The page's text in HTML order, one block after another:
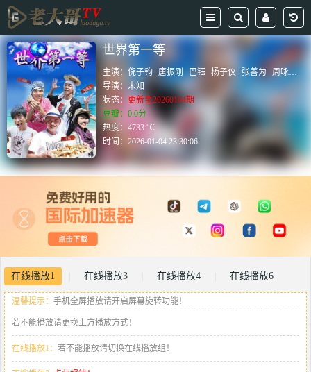
世界第一等
主演：倪子钧 唐振刚 巴钰 杨子仪 张善为 周咏训
导演：未知
状态： 更新至20260104期
豆瓣：0.0分
热度：4733 ℃
时间：2026-01-04 23:30:06
在线播放1 在线播放3 在线播放4 在线播放6
温馨提示： 手机全屏播放请开启屏幕旋转功能！
若不能播放请更换上方播放方式！
在线播放1： 若不能播放请切换在线播放组！